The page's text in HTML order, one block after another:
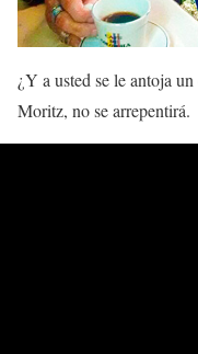
¿Y a usted se le antoja
Moritz, no se arrepentirá.